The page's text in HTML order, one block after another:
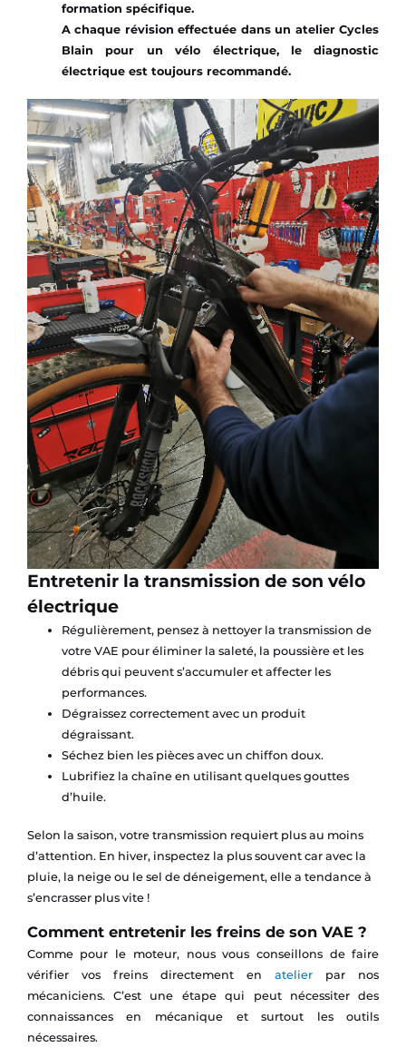
formation spécifique.
A chaque révision effectuée dans un atelier Cycles
Blain pour un vélo électrique, le diagnostic
électrique est toujours recommandé.
Entretenir la transmission de son vélo
électrique
Régulièrement, pensez à nettoyer la transmission de
votre VAE pour éliminer la saleté, la poussière et les
débris qui peuvent s’accumuler et affecter les
performances.
Dégraissez correctement avec un produit
dégraissant.
Séchez bien les pièces avec un chiffon doux.
Lubrifiez la chaîne en utilisant quelques gouttes
d’huile.
Selon la saison, votre transmission requiert plus au moins
d’attention. En hiver, inspectez la plus souvent car avec la
pluie, la neige ou le sel de déneigement, elle a tendance à
s’encrasser plus vite !
Comment entretenir les freins de son VAE ?
Comme pour le moteur, nous vous conseillons de faire
vérifier vos freins directement enatelier par nos
mécaniciens. C’est une étape qui peut nécessiter des
connaissances en mécanique et surtout les outils
nécessaires.